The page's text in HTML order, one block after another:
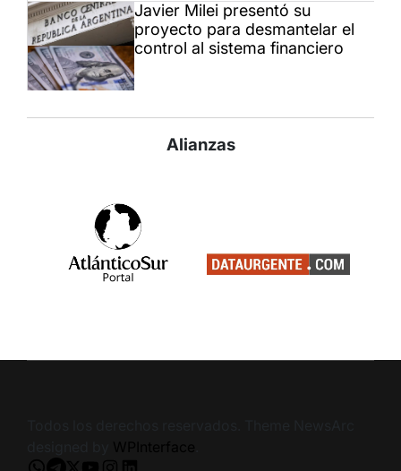
Javier Milei presentó su
proyecto para desmantelar el
control al sistema financiero
Alianzas